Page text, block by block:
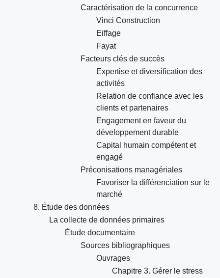
Caractérisation de la concurrence
Vinci Construction
Eiffage
Fayat
Facteurs clés de succès
Expertise et diversification des
activités
Relation de confiance avec les
clients et partenaires
Engagement en faveur du
développement durable
Capital humain compétent et
engagé
Préconisations managériales
Favoriser la différenciation sur le
marché
8. Étude des données
La collecte de données primaires
Étude documentaire
Sources bibliographiques
Ouvrages
Chapitre 3. Gérer le stress